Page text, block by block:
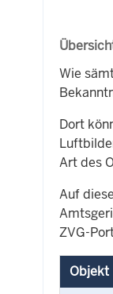
Wie
Dort
Art des
Auf
ZVG-
Objekt